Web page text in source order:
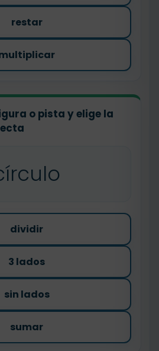
restar
o pista y elige la
dividir
3 lados
sin lados
sumar